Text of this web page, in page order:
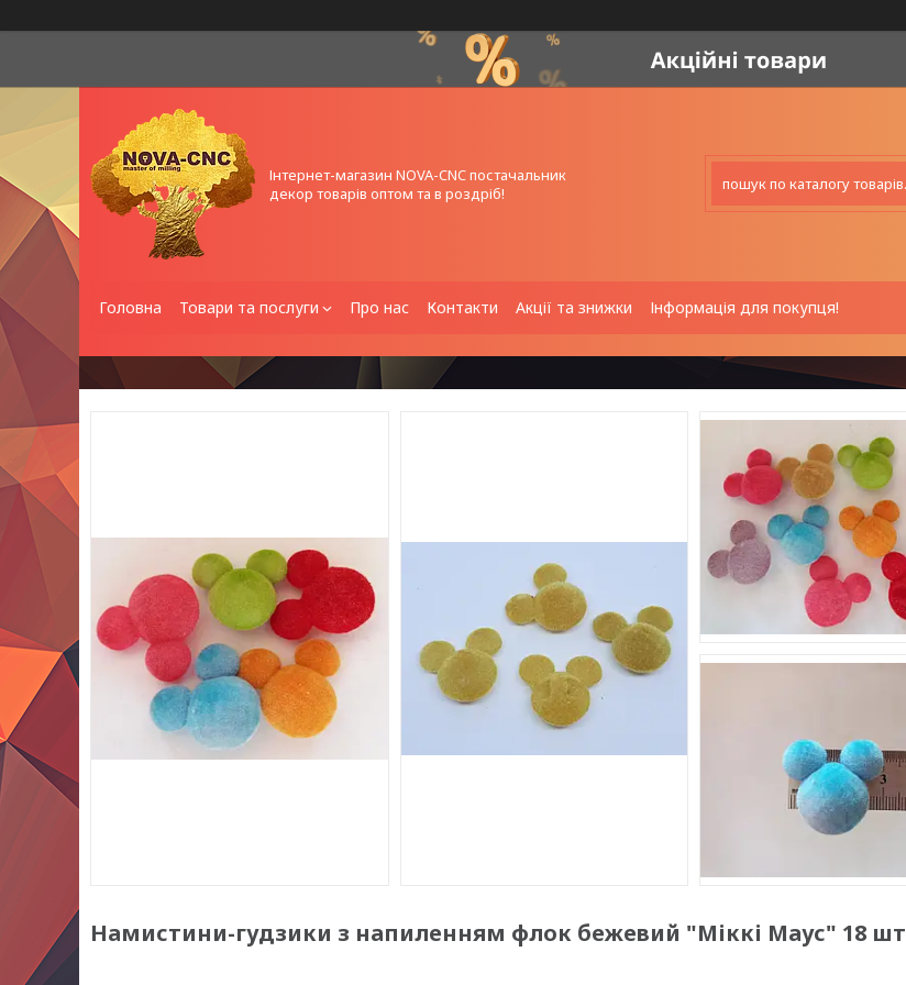
Інтернет-магазин NOVA-CNC постачальник
декор товарів оптом та в роздріб!
Головна Товари та послуги Про нас Контакти Акції та знижки Інформація для покупця!
Намистини-гудзики з напиленням флок бежевий "Міккі Маус" 18 шт